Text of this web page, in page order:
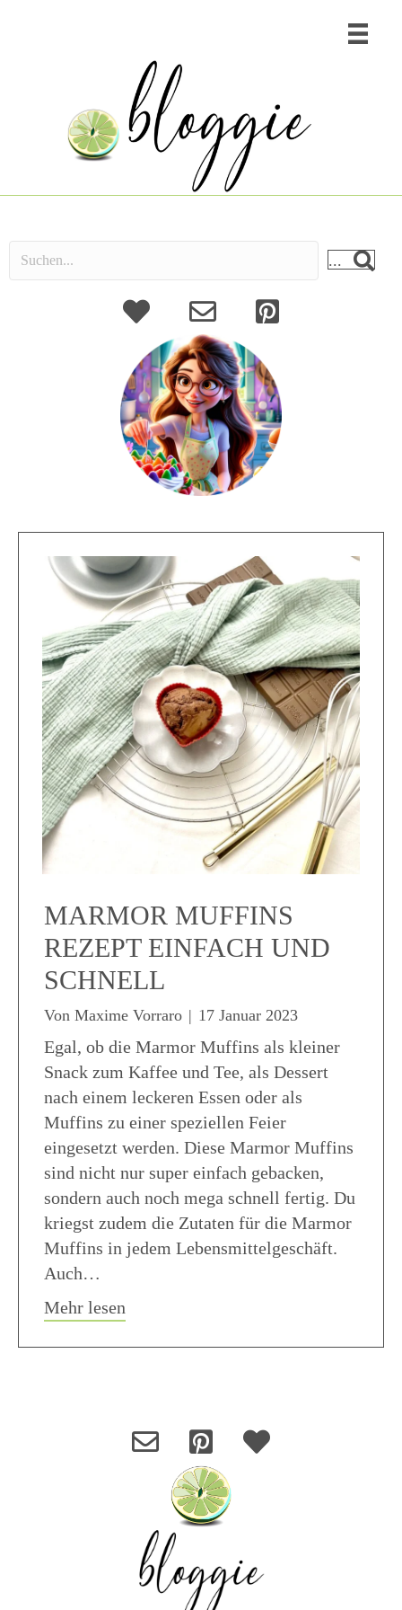
...
About Kontakt
MARMOR MUFFINS
REZEPT EINFACH UND
SCHNELL
Von Maxime Vorraro | 17 Januar 2023
Egal, ob die Marmor Muffins als kleiner
Snack zum Kaffee und Tee, als Dessert
nach einem leckeren Essen oder als
Muffins zu einer speziellen Feier
eingesetzt werden. Diese Marmor Muffins
sind nicht nur super einfach gebacken,
sondern auch noch mega schnell fertig. Du
kriegst zudem die Zutaten für die Marmor
Muffins in jedem Lebensmittelgeschäft.
Auch…
Mehr lesen